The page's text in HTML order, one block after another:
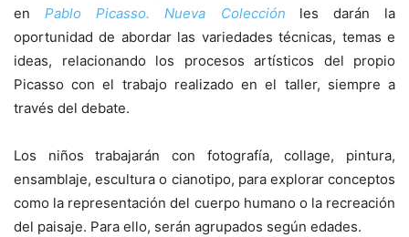
enPablo Picasso. Nueva Colección
les darán la
oportunidad de abordar las variedades técnicas, temas e
ideas, relacionando los procesos artísticos del propio
Picasso con el trabajo realizado en el taller, siempre a
través del debate.
Los niños trabajarán con fotografía, collage, pintura,
ensamblaje, escultura o cianotipo, para explorar conceptos
como la representación del cuerpo humano o la recreación
del paisaje. Para ello, serán agrupados según edades.